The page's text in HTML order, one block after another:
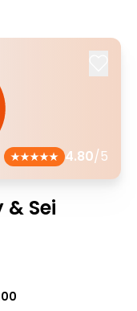
4.80/5
Sei